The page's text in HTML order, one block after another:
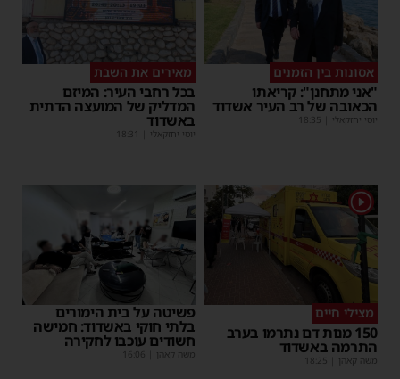
אסונות בין הזמנים
"אני מתחנן": קריאתו
הכאובה של רב העיר אשדוד
יוסי יחזקאלי 18:35
מאירים את השבת
בכל רחבי העיר: המיזם
המדליק של המועצה הדתית
באשדוד
יוסי יחזקאלי 18:31
1
מצילי חיים
150 מנות דם נתרמו בערב
התרמה באשדוד
משה קאהן 18:25
פשיטה על בית הימורים
בלתי חוקי באשדוד: חמישה
חשודים עוכבו לחקירה
משה קאהן 16:06